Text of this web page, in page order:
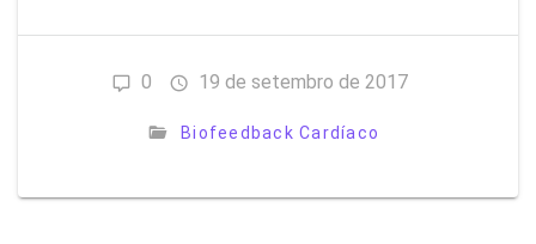
0 19 de setembro de 2017
Biofeedback Cardíaco